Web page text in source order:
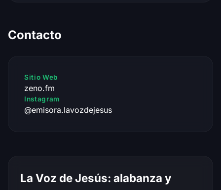
Contacto
Sitio Web
zeno.fm
Instagram
@emisora.lavozdejesus
La Voz de Jesús: alabanza y